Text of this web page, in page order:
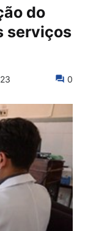
do
serviços
0